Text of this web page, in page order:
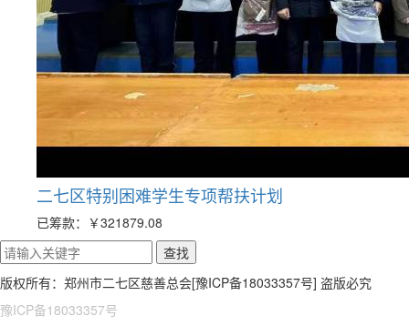
二七区特别困难学生专项帮扶计划
已筹款： ￥321879.08
版权所有：郑州市二七区慈善总会[豫ICP备18033357号] 盗版必究
豫ICP备18033357号